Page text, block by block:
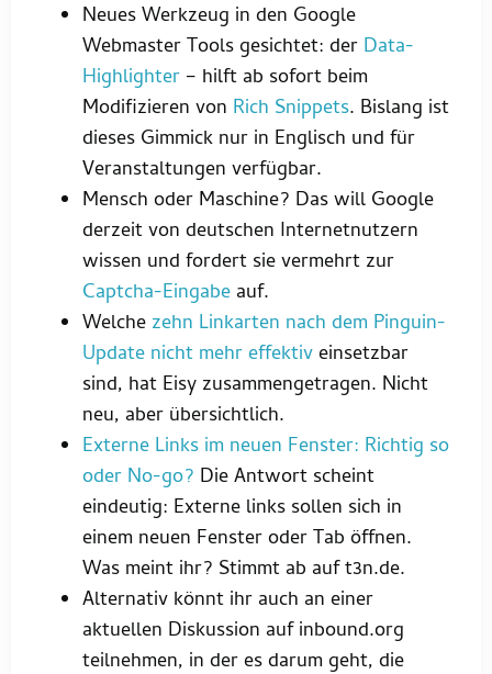
Neues Werkzeug in den Google
Webmaster Tools gesichtet: der Data-
Highlighter – hilft ab sofort beim
Modifizieren von Rich Snippets. Bislang ist
dieses Gimmick nur in Englisch und für
Veranstaltungen verfügbar.
Mensch oder Maschine? Das will Google
derzeit von deutschen Internetnutzern
wissen und fordert sie vermehrt zur
Captcha-Eingabe auf.
Welche zehn Linkarten nach dem Pinguin-
Update nicht mehr effektiveinsetzbar
sind, hat Eisy zusammengetragen. Nicht
neu, aber übersichtlich.
Externe Links im neuen Fenster: Richtig so
oder No-go? Die Antwort scheint
eindeutig: Externe links sollen sich in
einem neuen Fenster oder Tab öffnen.
Was meint ihr? Stimmt ab auf t3n.de.
Alternativ könnt ihr auch an einer
aktuellen Diskussion auf inbound.org
teilnehmen, in der es darum geht, die